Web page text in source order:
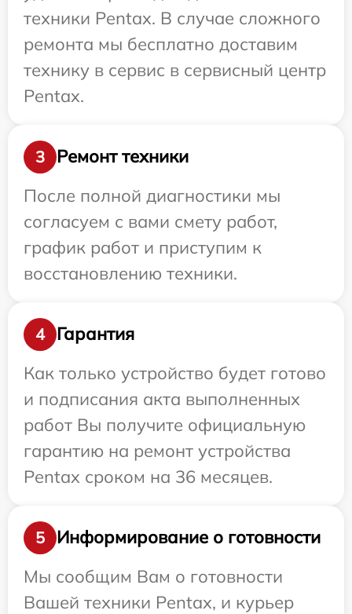
техники Pentax. В случае сложного
ремонта мы бесплатно доставим
технику в сервис в сервисный центр
Pentax.
3
Ремонт техники
После полной диагностики мы
согласуем с вами смету работ,
график работ и приступим к
восстановлению техники.
4
Гарантия
Как только устройство будет готово
и подписания акта выполненных
работ Вы получите официальную
гарантию на ремонт устройства
Pentax сроком на 36 месяцев.
5
Информирование о готовности
Мы сообщим Вам о готовности
Вашей техники Pentax, и курьер